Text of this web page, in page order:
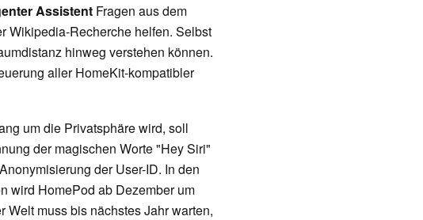
Assistent Fragen aus dem
Wikipedia-Recherche helfen. Selbst
hinweg verstehen können.
aller HomeKit-kompatibler
um die Privatsphäre wird, soll
der magischen Worte "Hey Siri"
der User-ID. In den
wird HomePod ab Dezember um
muss bis nächstes Jahr warten,